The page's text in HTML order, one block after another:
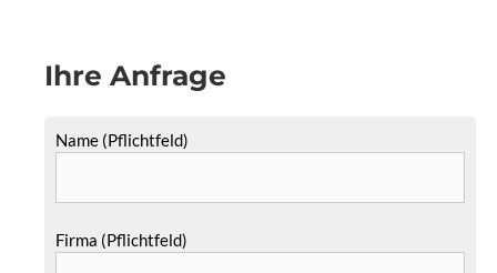
Ihre Anfrage
Name (Pflichtfeld)
Firma (Pflichtfeld)